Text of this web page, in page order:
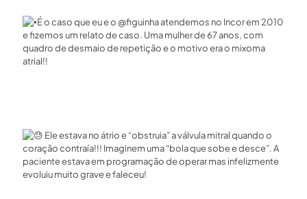
É o caso que eu e o @figuinha atendemos no Incor em 2010
e fizemos um relato de caso. Uma mulher de 67 anos, com
quadro de desmaio de repetição e o motivo era o mixoma
atrial!!⁣
Ele estava no átrio e “obstruia” a válvula mitral quando o
coração contraía!!! Imaginem uma “bola que sobe e desce”. A
paciente estava em programação de operar mas infelizmente
evoluiu muito grave e faleceu!⁣